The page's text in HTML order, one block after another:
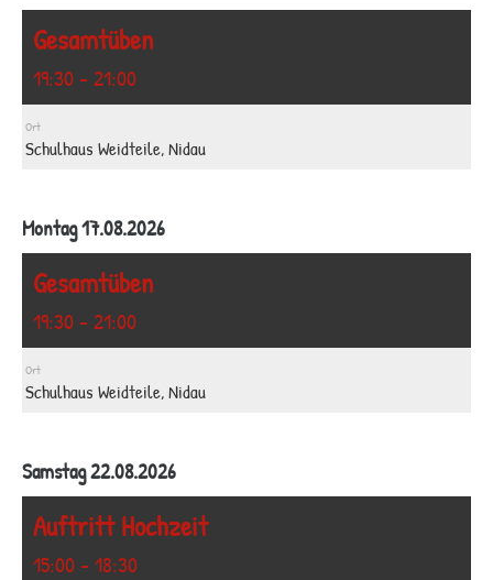
Gesamtüben
19:30 - 21:00
Ort
Schulhaus Weidteile, Nidau
Montag 17.08.2026
Gesamtüben
19:30 - 21:00
Ort
Schulhaus Weidteile, Nidau
Samstag 22.08.2026
Auftritt Hochzeit
15:00 - 18:30